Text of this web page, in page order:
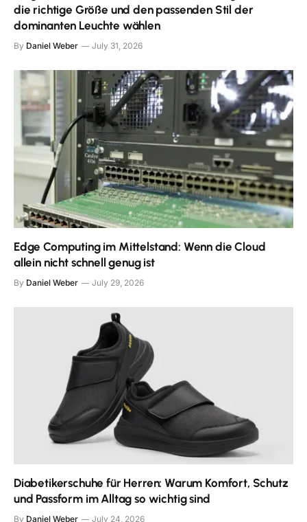
die richtige Größe und den passenden Stil der
dominanten Leuchte wählen
By Daniel Weber July 31, 2026
Edge Computing im Mittelstand: Wenn die Cloud
allein nicht schnell genug ist
By Daniel Weber July 29, 2026
Diabetikerschuhe für Herren: Warum Komfort, Schutz
und Passform im Alltag so wichtig sind
By Daniel Weber July 24, 2026